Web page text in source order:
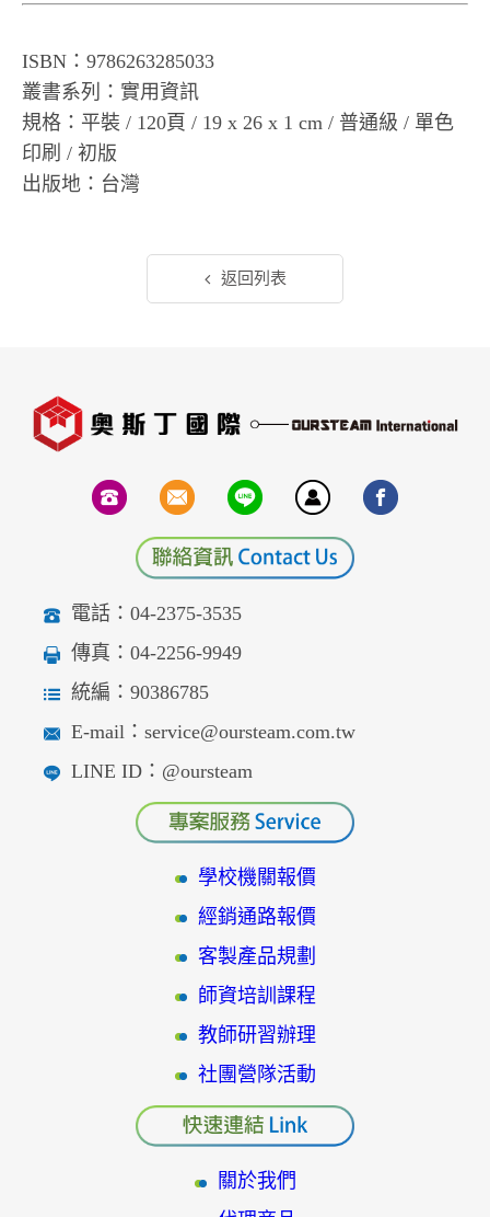
ISBN：9786263285033
叢書系列：實用資訊
規格：平裝 / 120頁 / 19 x 26 x 1 cm / 普通級 / 單色
印刷 / 初版
出版地：台灣
返回列表
電話：04-2375-3535
傳真：04-2256-9949
統編：90386785
E-mail：service@oursteam.com.tw
LINE ID：@oursteam
學校機關報價
經銷通路報價
客製產品規劃
師資培訓課程
教師研習辦理
社團營隊活動
關於我們